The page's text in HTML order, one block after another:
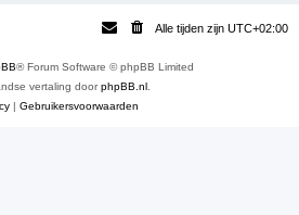
Alle tijden zijn UTC+02:00
® Forum Software © phpBB Limited
vertaling doorphpBB.nl.
| Gebruikersvoorwaarden